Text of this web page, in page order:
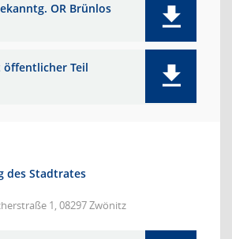
OR Brünlos
Teil
des Stadtrates
1, 08297 Zwönitz